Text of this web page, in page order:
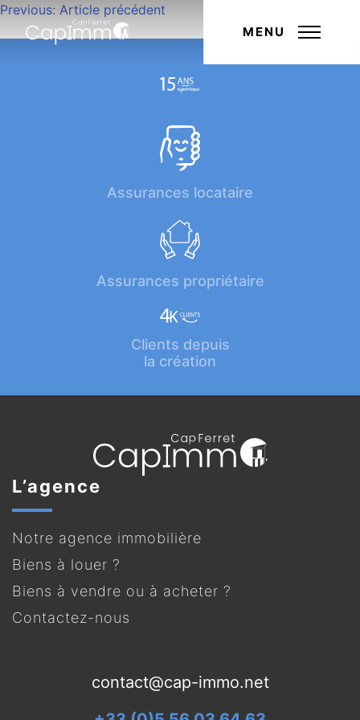
MENU
Navigation
de
Previous: Article précédent
Assurances locataire
Assurances propriétaire
Clients depuis
la création
L’agence
Notre agence immobilière
Biens à louer ?
Biens à vendre ou à acheter ?
Contactez-nous
contact@cap-immo.net